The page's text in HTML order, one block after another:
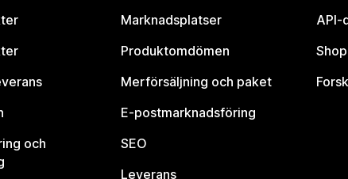
och
Marknadsplatser
Produktomdömen
Merförsäljning och paket
E-postmarknadsföring
SEO
Leverans
API-